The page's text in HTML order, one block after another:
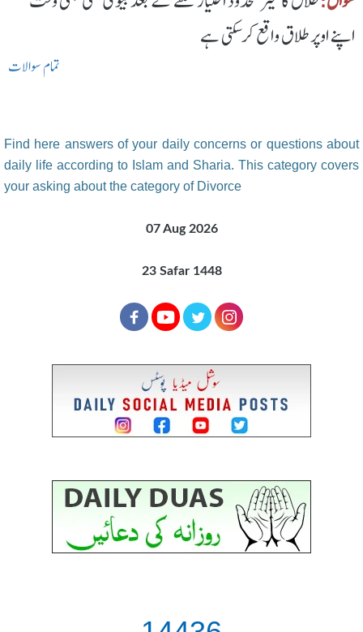
اپنے اوپر طلاق واقع کرسکتی ہے
تمام سوالات
Find here answers of your daily concerns or questions about
daily life according to Islam and Sharia. This category covers
your asking about the category of Divorce
07 Aug 2026
23 Safar 1448